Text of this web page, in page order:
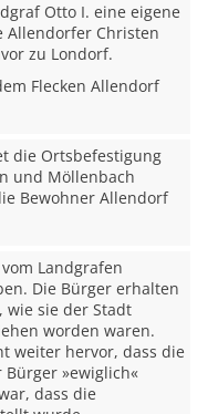
Otto I. eine eigene
Allendorfer Christen
zu Londorf.
Flecken Allendorf
die Ortsbefestigung
und Möllenbach
Bewohner Allendorf
Landgrafen
Die Bürger erhalten
wie sie der Stadt
worden waren.
weiter hervor, dass die
»ewiglich«
dass die